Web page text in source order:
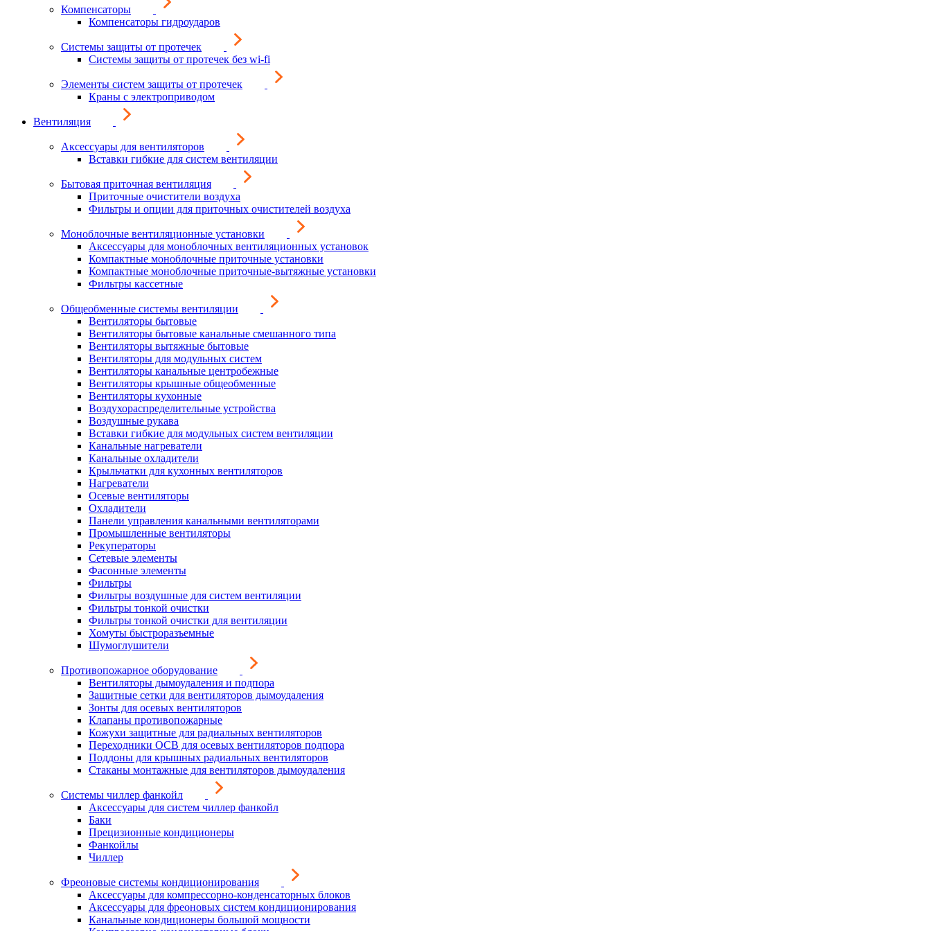
Компенсаторы
Компенсаторы гидроударов
Системы защиты от протечек
Системы защиты от протечек без wi-fi
Элементы систем защиты от протечек
Краны с электроприводом
Вентиляция
Аксессуары для вентиляторов
Вставки гибкие для систем вентиляции
Бытовая приточная вентиляция
Приточные очистители воздуха
Фильтры и опции для приточных очистителей воздуха
Моноблочные вентиляционные установки
Аксессуары для моноблочных вентиляционных установок
Компактные моноблочные приточные установки
Компактные моноблочные приточные-вытяжные установки
Фильтры кассетные
Общеобменные системы вентиляции
Вентиляторы бытовые
Вентиляторы бытовые канальные смешанного типа
Вентиляторы вытяжные бытовые
Вентиляторы для модульных систем
Вентиляторы канальные центробежные
Вентиляторы крышные общеобменные
Вентиляторы кухонные
Воздухораспределительные устройства
Воздушные рукава
Вставки гибкие для модульных систем вентиляции
Канальные нагреватели
Канальные охладители
Крыльчатки для кухонных вентиляторов
Нагреватели
Осевые вентиляторы
Охладители
Панели управления канальными вентиляторами
Промышленные вентиляторы
Рекуператоры
Сетевые элементы
Фасонные элементы
Фильтры
Фильтры воздушные для систем вентиляции
Фильтры тонкой очистки
Фильтры тонкой очистки для вентиляции
Хомуты быстроразъемные
Шумоглушители
Противопожарное оборудование
Вентиляторы дымоудаления и подпора
Защитные сетки для вентиляторов дымоудаления
Зонты для осевых вентиляторов
Клапаны противопожарные
Кожухи защитные для радиальных вентиляторов
Переходники ОСВ для осевых вентиляторов подпора
Поддоны для крышных радиальных вентиляторов
Стаканы монтажные для вентиляторов дымоудаления
Системы чиллер фанкойл
Аксессуары для систем чиллер фанкойл
Баки
Прецизионные кондиционеры
Фанкойлы
Чиллер
Фреоновые системы кондиционирования
Аксессуары для компрессорно-конденсаторных блоков
Аксессуары для фреоновых систем кондиционирования
Канальные кондиционеры большой мощности